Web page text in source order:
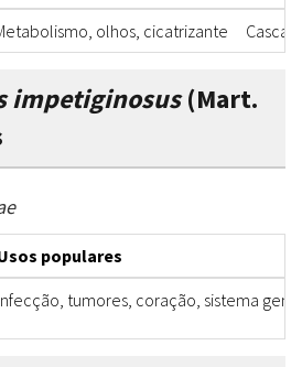
olhos, cicatrizante Casca,
impetiginosus(Mart.
populares
tumores, coração, sistema